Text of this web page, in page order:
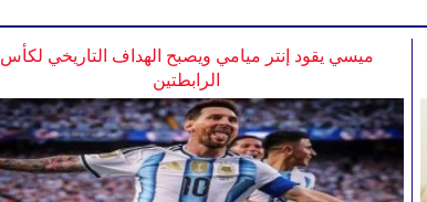
ميسي يقود إنتر ميامي ويصبح الهداف التاريخي لكأس
الرابطتين